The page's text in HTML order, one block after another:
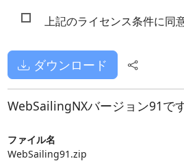
上記のライセンス条件に同
ダウンロード
WebSailingNXバージョン91です
ファイル名
WebSailing91.zip